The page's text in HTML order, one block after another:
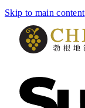
Skip to main content